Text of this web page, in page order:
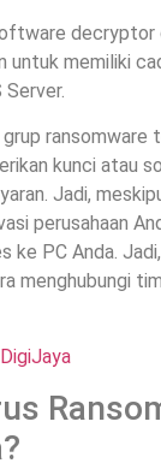
decryptor
untuk memiliki
ransomware
kunci atau
Jadi,
perusahaan
ke PC Anda.
menghubungi